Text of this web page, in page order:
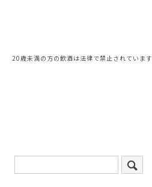
20歳未満の方の飲酒は法律で禁止されています